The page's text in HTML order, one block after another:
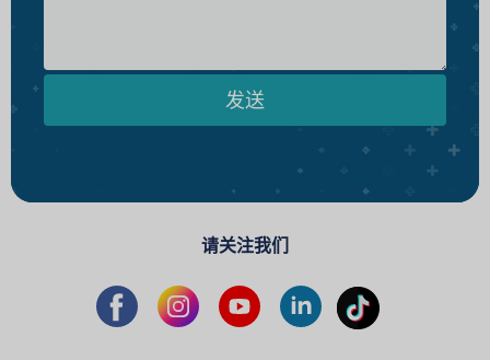
发送
请关注我们